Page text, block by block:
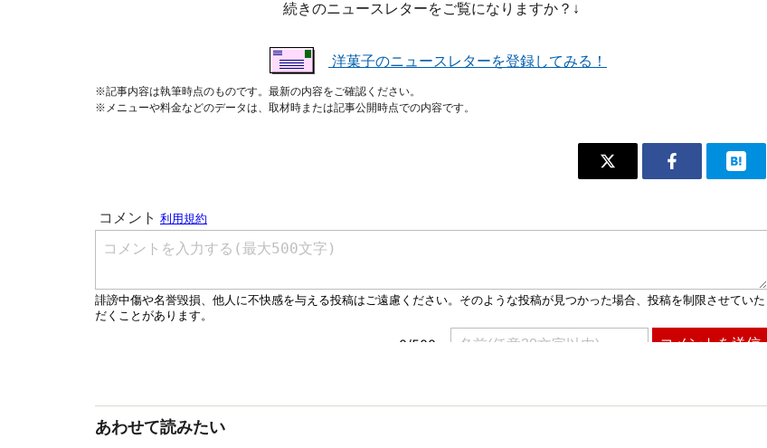
続きのニュースレターをご覧になりますか？↓
洋菓子のニュースレターを登録してみる！
※記事内容は執筆時点のものです。最新の内容をご確認ください。
※メニューや料金などのデータは、取材時または記事公開時点での内容です。
あわせて読みたい